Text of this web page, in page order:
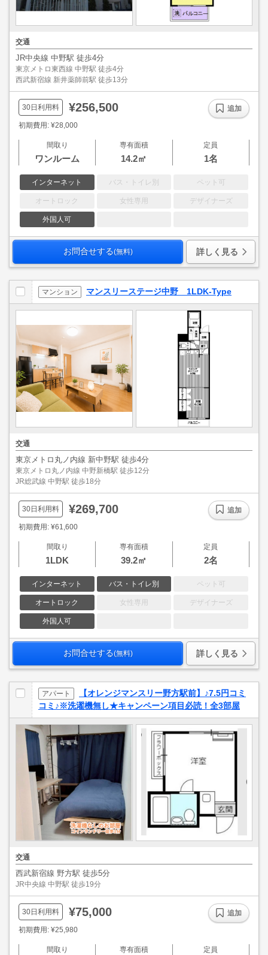
交通
JR中央線 中野駅 徒歩4分
東京メトロ東西線 中野駅 徒歩4分
西武新宿線 新井薬師前駅 徒歩13分
30日利用料 ¥256,500
初期費用: ¥28,000
間取り
ワンルーム
専有面積
14.2㎡
定員
1名
インターネット バス・トイレ別 ペット可
オートロック 女性専用 デザイナーズ
外国人可
追加
お問合せする(無料) 詳しく見る
マンション マンスリーステージ中野 1LDK-Type
交通
東京メトロ丸ノ内線 新中野駅 徒歩4分
東京メトロ丸ノ内線 中野新橋駅 徒歩12分
JR総武線 中野駅 徒歩18分
30日利用料 ¥269,700
初期費用: ¥61,600
間取り
1LDK
専有面積
39.2㎡
定員
2名
インターネット バス・トイレ別 ペット可
オートロック 女性専用 デザイナーズ
外国人可
追加
お問合せする(無料) 詳しく見る
アパート
【オレンジマンスリー野方駅前】♪7.5円コミ
コミ♪※洗濯機無し★キャンペーン項目必読！全3部屋
交通
西武新宿線 野方駅 徒歩5分
JR中央線 中野駅 徒歩19分
30日利用料 ¥75,000
初期費用: ¥25,980
間取り 専有面積 定員
追加